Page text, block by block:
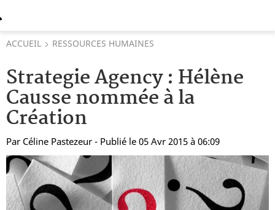
ACCUEIL RESSOURCES HUMAINES
Strategie Agency : Hélène
Causse nommée à la
Création
Par Céline Pastezeur - Publié le 05 Avr 2015 à 06:09